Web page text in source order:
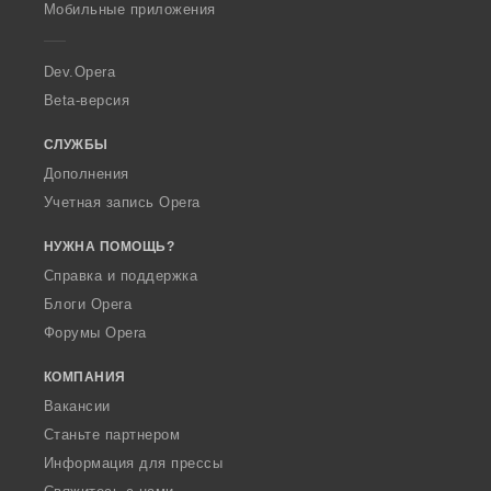
a
Мобильные приложения
Dev.Opera
Beta-версия
СЛУЖБЫ
Дополнения
Учетная запись Opera
НУЖНА ПОМОЩЬ?
Справка и поддержка
Блоги Opera
Форумы Opera
КОМПАНИЯ
Вакансии
Станьте партнером
Информация для прессы